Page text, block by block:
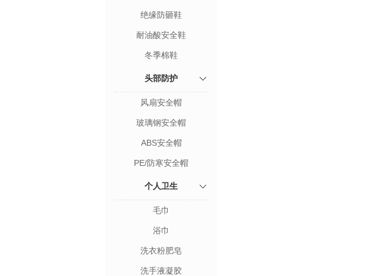
绝缘防砸鞋
耐油酸安全鞋
冬季棉鞋
头部防护
风扇安全帽
玻璃钢安全帽
ABS安全帽
PE/防寒安全帽
个人卫生
毛巾
浴巾
洗衣粉肥皂
洗手液凝胶